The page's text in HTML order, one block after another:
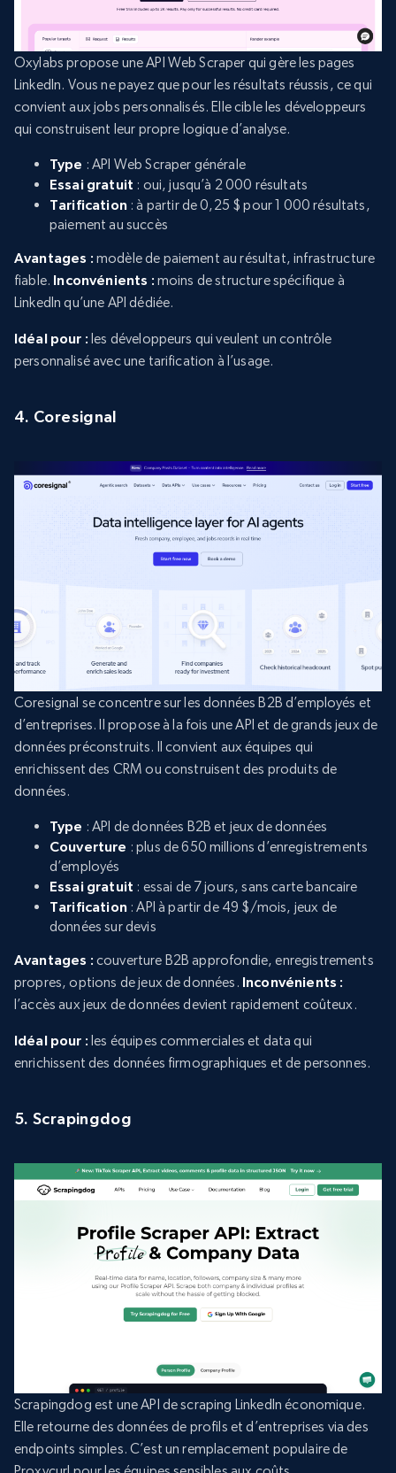
Oxylabs propose une API Web Scraper qui gère les pages
LinkedIn. Vous ne payez que pour les résultats réussis, ce qui
convient aux jobs personnalisés. Elle cible les développeurs
qui construisent leur propre logique d’analyse.
Type : API Web Scraper générale
Essai gratuit : oui, jusqu’à 2 000 résultats
Tarification: à partir de 0,25 $ pour 1 000 résultats,
paiement au succès
Avantages : modèle de paiement au résultat, infrastructure
fiable. Inconvénients : moins de structure spécifique à
LinkedIn qu’une API dédiée.
Idéal pour : les développeurs qui veulent un contrôle
personnalisé avec une tarification à l’usage.
4. Coresignal
Coresignal se concentre sur les données B2B d’employés et
d’entreprises. Il propose à la fois une API et de grands jeux de
données préconstruits. Il convient aux équipes qui
enrichissent des CRM ou construisent des produits de
données.
Type : API de données B2B et jeux de données
Couverture : plus de 650 millions d’enregistrements
d’employés
Essai gratuit : essai de 7 jours, sans carte bancaire
Tarification: API à partir de 49 $/mois, jeux de
données sur devis
Avantages : couverture B2B approfondie, enregistrements
propres, options de jeux de données. Inconvénients :
l’accès aux jeux de données devient rapidement coûteux.
Idéal pour : les équipes commerciales et data qui
enrichissent des données firmographiques et de personnes.
5. Scrapingdog
Scrapingdog est une API de scraping LinkedIn économique.
Elle retourne des données de profils et d’entreprises via des
endpoints simples. C’est un remplacement populaire de